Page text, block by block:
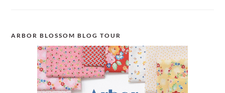
ARBOR BLOSSOM BLOG TOUR